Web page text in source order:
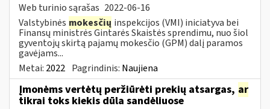
Web turinio sąrašas 2022-06-16
Valstybinės mokesčių inspekcijos (VMI) iniciatyva bei
Finansų ministrės Gintarės Skaistės sprendimu, nuo šiol
gyventojų skirtą pajamų mokesčio (GPM) dalį paramos
gavėjams...
Metai: 2022 Pagrindinis: Naujiena
Įmonėms vertėtų peržiūrėti prekių atsargas, ar
tikrai toks kiekis dūla sandėliuose